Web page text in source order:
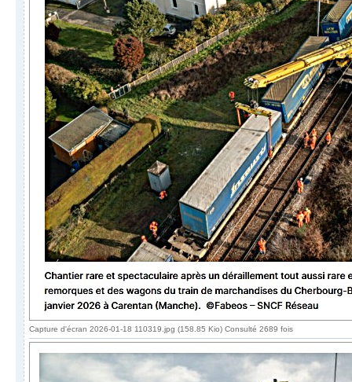
Capture d'écran 2026-01-18 110319.jpg (158.85 Kio) Consulté 2689 fois